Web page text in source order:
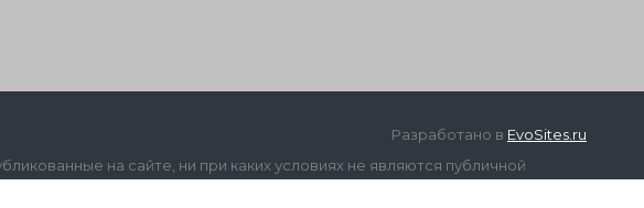
Разработано в EvoSites.ru
на cайте, ни при каких условиях не являются публичной